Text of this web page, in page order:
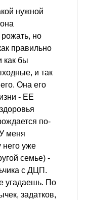
нужной
но
правильно
как бы
и так
Она его
- ЕЕ
по-
меня
него уже
семье) -
с ДЦП.
угадаешь. По
задатков,